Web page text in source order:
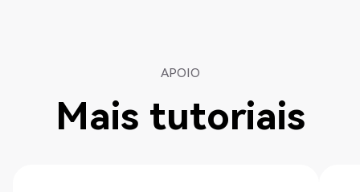
APOIO
Mais tutoriais